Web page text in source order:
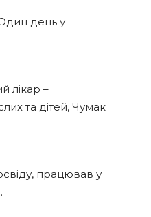
день у
лікар –
та дітей, Чумак
працював у